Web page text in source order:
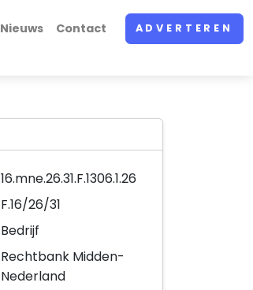
Nieuws Contact ADVERTEREN
16.mne.26.31.F.1306.1.26
F.16/26/31
Bedrijf
Rechtbank Midden-
Nederland